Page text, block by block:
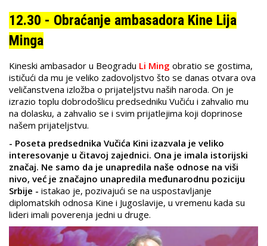
12.30 - Obraćanje ambasadora Kine Lija
Minga
Kineski ambasador u Beogradu Li Ming obratio se gostima,
ističući da mu je veliko zadovoljstvo što se danas otvara ova
veličanstvena izložba o prijateljstvu naših naroda. On je
izrazio toplu dobrodošlicu predsedniku Vučiću i zahvalio mu
na dolasku, a zahvalio se i svim prijatlejima koji doprinose
našem prijateljstvu.
- Poseta predsednika Vučića Kini izazvala je veliko
interesovanje u čitavoj zajednici. Ona je imala istorijski
značaj. Ne samo da je unapredila naše odnose na viši
nivo, već je značajno unapredila međunarodnu poziciju
Srbije - istakao je, pozivajući se na uspostavljanje
diplomatskih odnosa Kine i Jugoslavije, u vremenu kada su
lideri imali poverenja jedni u druge.